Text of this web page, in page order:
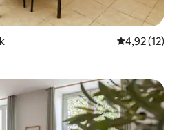
Prosječna
4,92 (12)